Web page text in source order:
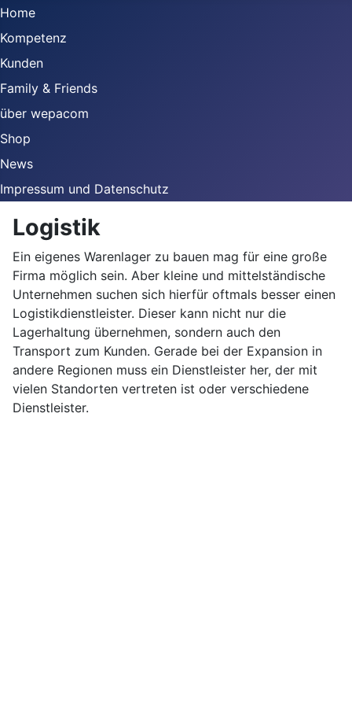
Home
Kompetenz
Kunden
Family & Friends
über wepacom
Shop
News
Impressum und Datenschutz
Logistik
Ein eigenes Warenlager zu bauen mag für eine große
Firma möglich sein. Aber kleine und mittelständische
Unternehmen suchen sich hierfür oftmals besser einen
Logistikdienstleister. Dieser kann nicht nur die
Lagerhaltung übernehmen, sondern auch den
Transport zum Kunden. Gerade bei der Expansion in
andere Regionen muss ein Dienstleister her, der mit
vielen Standorten vertreten ist oder verschiedene
Dienstleister.